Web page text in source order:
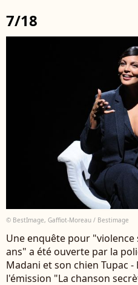
7/18
© BestImage, Gaffiot-Moreau / Bestimage
Une enquête pour
ans" a été ouverte par la
Madani et son chien Tupac
l'émission "La chanson